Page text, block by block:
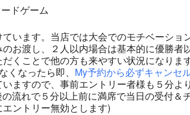
ドゲーム
います。当店では大会でのモチベーショ
お渡し、２人以内場合は基本的に優勝者
くことで他の方も来やすい状況になりま
なったら即、 My予約から必ずキャンセ
ますので、事前エントリー者様も５分よ
流れで５分以上前に満席で当日の受付＆
ントリー無効とします)